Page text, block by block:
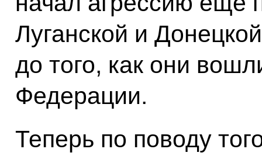
Луганской и
до того, как они
Федерации.
Теперь по поводу